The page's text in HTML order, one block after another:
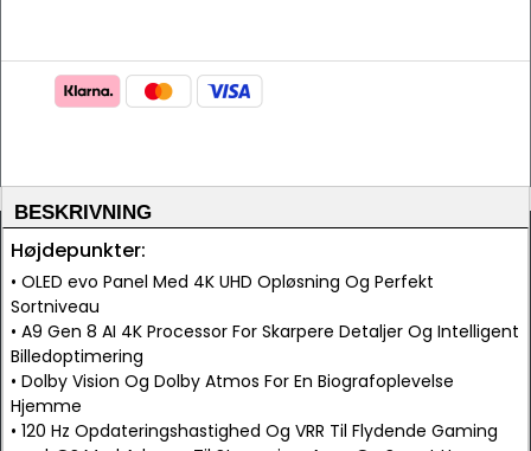
BESKRIVNING
Højdepunkter:
• OLED evo Panel Med 4K UHD Opløsning Og Perfekt
Sortniveau
• A9 Gen 8 AI 4K Processor For Skarpere Detaljer Og Intelligent
Billedoptimering
• Dolby Vision Og Dolby Atmos For En Biografoplevelse
Hjemme
• 120 Hz Opdateringshastighed Og VRR Til Flydende Gaming